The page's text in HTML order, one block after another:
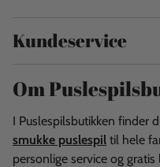
Kundeservice
Om
I Puslespilsbutikken finder
smukke puslespil til hele
personlige service og